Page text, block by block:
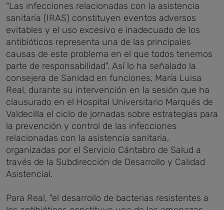
"Las infecciones relacionadas con la asistencia
sanitaria (IRAS) constituyen eventos adversos
evitables y el uso excesivo e inadecuado de los
antibióticos representa una de las principales
causas de este problema en el que todos tenemos
parte de responsabilidad". Así lo ha señalado la
consejera de Sanidad en funciones, María Luisa
Real, durante su intervención en la sesión que ha
clausurado en el Hospital Universitario Marqués de
Valdecilla el ciclo de jornadas sobre estrategias para
la prevención y control de las infecciones
relacionadas con la asistencia sanitaria,
organizadas por el Servicio Cántabro de Salud a
través de la Subdirección de Desarrollo y Calidad
Asistencial.
Para Real, "el desarrollo de bacterias resistentes a